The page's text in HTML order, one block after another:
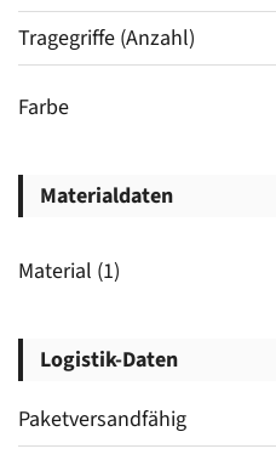
Tragegriffe (Anzahl)
Farbe
Materialdaten
Material (1)
Logistik-Daten
Paketversandfähig